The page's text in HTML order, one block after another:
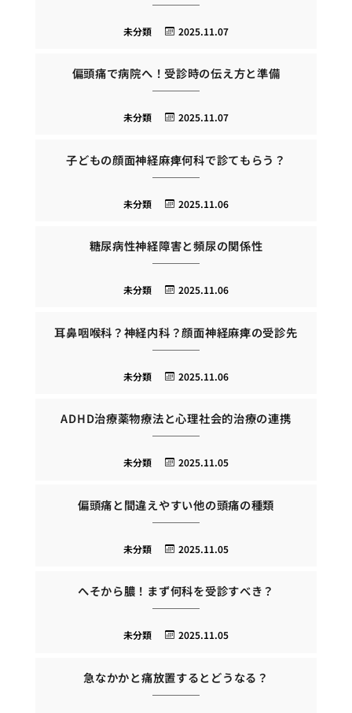
2025.11.07
未分類
偏頭痛で病院へ！受診時の伝え方と準備
2025.11.07
未分類
子どもの顔面神経麻痺何科で診てもらう？
2025.11.06
未分類
糖尿病性神経障害と頻尿の関係性
2025.11.06
未分類
耳鼻咽喉科？神経内科？顔面神経麻痺の受診先
2025.11.06
未分類
ADHD治療薬物療法と心理社会的治療の連携
2025.11.05
未分類
偏頭痛と間違えやすい他の頭痛の種類
2025.11.05
未分類
へそから膿！まず何科を受診すべき？
2025.11.05
未分類
急なかかと痛放置するとどうなる？